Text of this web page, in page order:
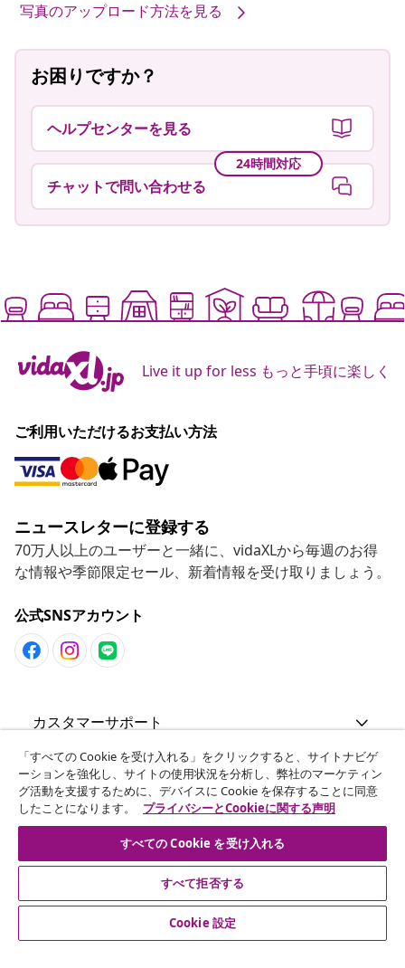
写真のアップロード方法を見る
お困りですか？
ヘルプセンターを見る
24時間対応
チャットで問い合わせる
Live it up for less もっと手頃に楽しく
ご利用いただけるお支払い方法
ニュースレターに登録する
70万人以上のユーザーと一緒に、vidaXLから毎週のお得
な情報や季節限定セール、新着情報を受け取りましょう。
公式SNSアカウント
カスタマーサポート
ビジネス・パートナーシップ
vidaXL
「すべての Cookie を受け入れる」をクリックすると、サイトナビゲ
ーションを強化し、サイトの使用状況を分析し、弊社のマーケティン
グ活動を支援するために、デバイスに Cookie を保存することに同意
したことになります。
プライバシーとCookieに関する声明
すべての Cookie を受け入れる
すべて拒否する
Cookie 設定